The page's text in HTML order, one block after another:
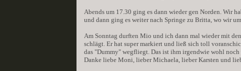
Abends um 17.30 ging es dann wieder gen Norden. Wir
und dann ging es weiter nach Springe zu Britta, wo wir
Am Sonntag durften Mio und ich dann mal wieder mit
schlägt. Er hat super markiert und ließ sich toll
das "Dummy" wegfliegt. Das ist ihm irgendwie wohl noch
Danke liebe Moni, lieber Michaela, lieber Karsten und